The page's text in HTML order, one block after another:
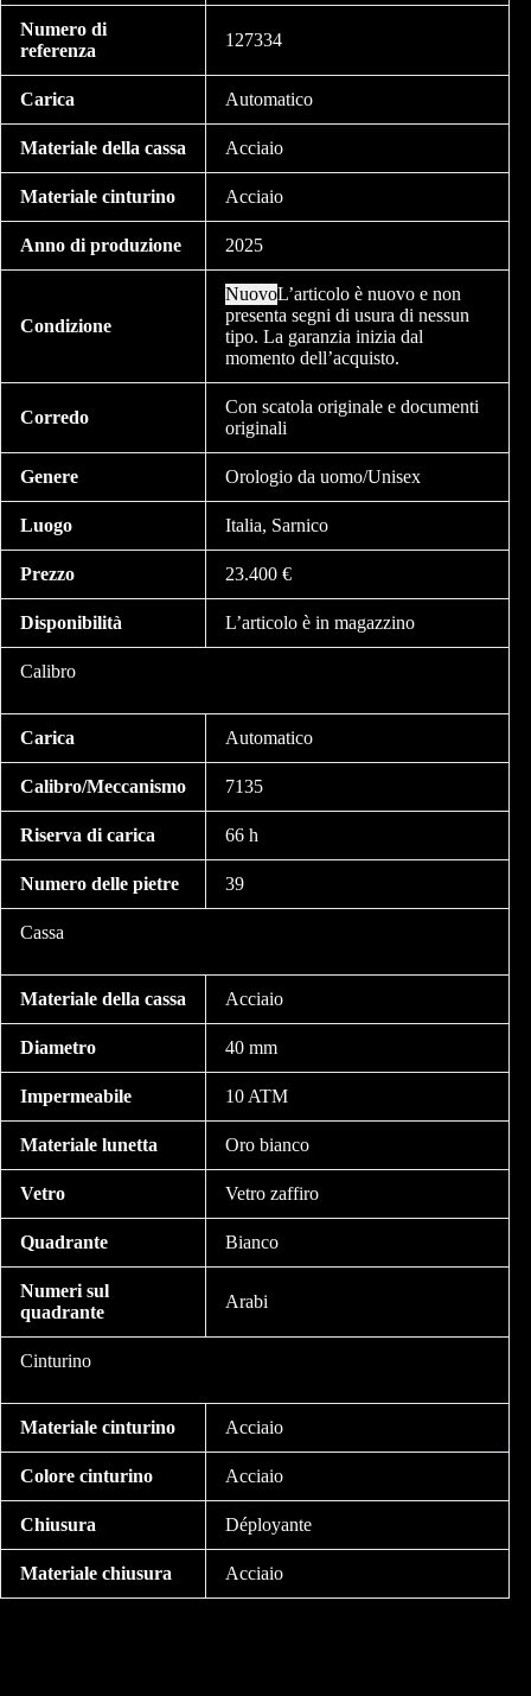
Numero di
referenza
127334
Carica Automatico
Materiale della cassa Acciaio
Materiale cinturino Acciaio
Anno di produzione 2025
Condizione
NuovoL’articolo è nuovo e non
presenta segni di usura di nessun
tipo. La garanzia inizia dal
momento dell’acquisto.
Corredo
Con scatola originale e documenti
originali
Genere Orologio da uomo/Unisex
Luogo Italia, Sarnico
Prezzo 23.400 €
Disponibilità L’articolo è in magazzino
Calibro
Carica Automatico
Calibro/Meccanismo 7135
Riserva di carica 66 h
Numero delle pietre 39
Cassa
Materiale della cassa Acciaio
Diametro 40 mm
Impermeabile 10 ATM
Materiale lunetta Oro bianco
Vetro Vetro zaffiro
Quadrante Bianco
Numeri sul
quadrante
Arabi
Cinturino
Materiale cinturino Acciaio
Colore cinturino Acciaio
Chiusura Déployante
Materiale chiusura Acciaio